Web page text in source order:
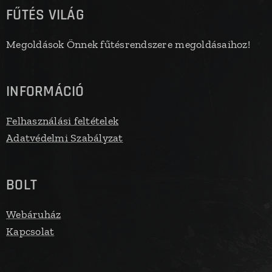
FŰTÉS VILÁG
Megoldások Önnek fűtésrendszere megoldásaihoz!
INFORMÁCIÓ
Felhasználási feltételek
Adatvédelmi Szabályzat
BOLT
Webáruház
Kapcsolat